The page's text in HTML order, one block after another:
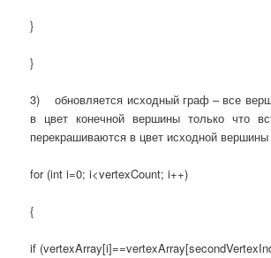
}
}
3) обновляется исходный граф – все
в цвет конечной вершины только что
перекрашиваются в цвет исходной вершины
for (int i=0; i<vertexCount; i++)
{
if